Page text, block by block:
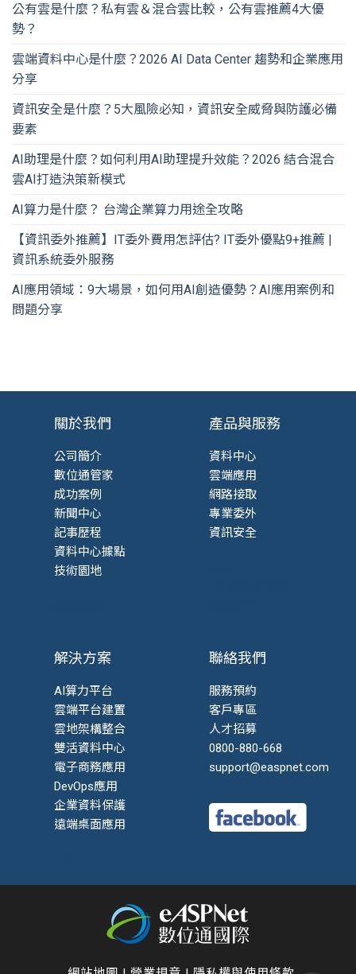
公有雲是什麼？私有雲＆混合雲比較，公有雲推薦4大優
勢？
雲端資料中心是什麼？2026 AI Data Center 趨勢和企業應用
分享
資訊安全是什麼？5大風險必知，資訊安全威脅與防護必備
要素
AI助理是什麼？如何利用AI助理提升效能？2026 結合混合
雲AI打造決策新模式
AI算力是什麼？ 台灣企業算力用途全攻略
【資訊委外推薦】IT委外費用怎評估? IT委外優點9+推薦 |
資訊系統委外服務
AI應用領域：9大場景，如何用AI創造優勢？AI應用案例和
問題分享
關於我們
公司簡介
數位通管家
成功案例
新聞中心
記事歷程
資料中心據點
技術園地
產品與服務
資料中心
雲端應用
網路接取
專業委外
資訊安全
解決方案
AI算力平台
雲端平台建置
雲地架構整合
雙活資料中心
電子商務應用
DevOps應用
企業資料保護
遠端桌面應用
聯絡我們
服務預約
客戶專區
人才招募
0800-880-668
support@easpnet.com